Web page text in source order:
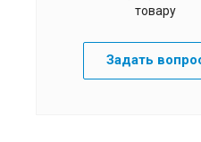
товару
Задать